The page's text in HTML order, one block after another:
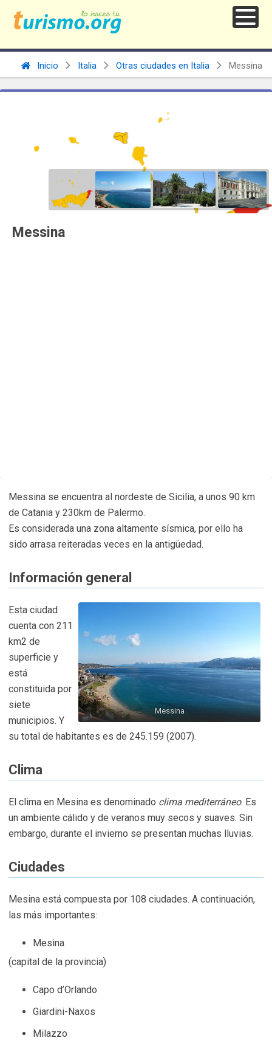
Inicio Italia Otras ciudades en Italia Messina
Messina
Messina se encuentra al nordeste de Sicilia, a unos 90 km
de Catania y 230km de Palermo.
Es considerada una zona altamente sísmica, por ello ha
sido arrasa reiteradas veces en la antigüedad.
Información general
Messina
Esta ciudad
cuenta con 211
km2 de
superficie y
está
constituida por
siete
municipios. Y
su total de habitantes es de 245.159 (2007).
Clima
El clima en Mesina es denominado clima mediterráneo. Es
un ambiente cálido y de veranos muy secos y suaves. Sin
embargo, durante el invierno se presentan muchas lluvias.
Ciudades
Mesina está compuesta por 108 ciudades. A continuación,
las más importantes:
Mesina
(capital de la provincia)
Capo d’Orlando
Giardini-Naxos
Milazzo